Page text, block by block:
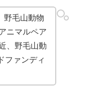
野毛山動物
ニマルペア
、野毛山動
ファンディ